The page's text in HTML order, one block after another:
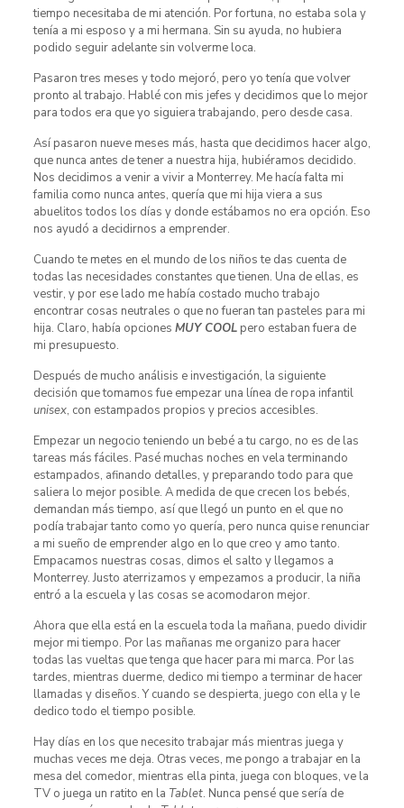
tiempo necesitaba de mi atención. Por fortuna, no estaba sola y
tenía a mi esposo y a mi hermana. Sin su ayuda, no hubiera
podido seguir adelante sin volverme loca.
Pasaron tres meses y todo mejoró, pero yo tenía que volver
pronto al trabajo. Hablé con mis jefes y decidimos que lo mejor
para todos era que yo siguiera trabajando, pero desde casa.
Así pasaron nueve meses más, hasta que decidimos hacer algo,
que nunca antes de tener a nuestra hija, hubiéramos decidido.
Nos decidimos a venir a vivir a Monterrey. Me hacía falta mi
familia como nunca antes, quería que mi hija viera a sus
abuelitos todos los días y donde estábamos no era opción. Eso
nos ayudó a decidirnos a emprender.
Cuando te metes en el mundo de los niños te das cuenta de
todas las necesidades constantes que tienen. Una de ellas, es
vestir, y por ese lado me había costado mucho trabajo
encontrar cosas neutrales o que no fueran tan pasteles para mi
hija. Claro, había opciones MUY COOLpero estaban fuera de
mi presupuesto.
Después de mucho análisis e investigación, la siguiente
decisión que tomamos fue empezar una línea de ropa infantil
unisex, con estampados propios y precios accesibles.
Empezar un negocio teniendo un bebé a tu cargo, no es de las
tareas más fáciles. Pasé muchas noches en vela terminando
estampados, afinando detalles, y preparando todo para que
saliera lo mejor posible. A medida de que crecen los bebés,
demandan más tiempo, así que llegó un punto en el que no
podía trabajar tanto como yo quería, pero nunca quise renunciar
a mi sueño de emprender algo en lo que creo y amo tanto.
Empacamos nuestras cosas, dimos el salto y llegamos a
Monterrey. Justo aterrizamos y empezamos a producir, la niña
entró a la escuela y las cosas se acomodaron mejor.
Ahora que ella está en la escuela toda la mañana, puedo dividir
mejor mi tiempo. Por las mañanas me organizo para hacer
todas las vueltas que tenga que hacer para mi marca. Por las
tardes, mientras duerme, dedico mi tiempo a terminar de hacer
llamadas y diseños. Y cuando se despierta, juego con ella y le
dedico todo el tiempo posible.
Hay días en los que necesito trabajar más mientras juega y
muchas veces me deja. Otras veces, me pongo a trabajar en la
mesa del comedor, mientras ella pinta, juega con bloques, ve la
TV o juega un ratito en la Tablet. Nunca pensé que sería de